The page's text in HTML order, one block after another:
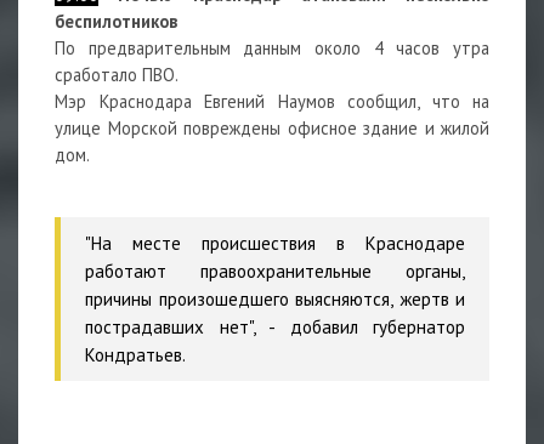
беспилотников
По предварительным данным около 4 часов утра
сработало ПВО.
Мэр Краснодара Евгений Наумов сообщил, что на
улице Морской повреждены офисное здание и жилой
дом.
"На месте происшествия в Краснодаре
работают правоохранительные органы,
причины произошедшего выясняются, жертв и
пострадавших нет", - добавил губернатор
Кондратьев.